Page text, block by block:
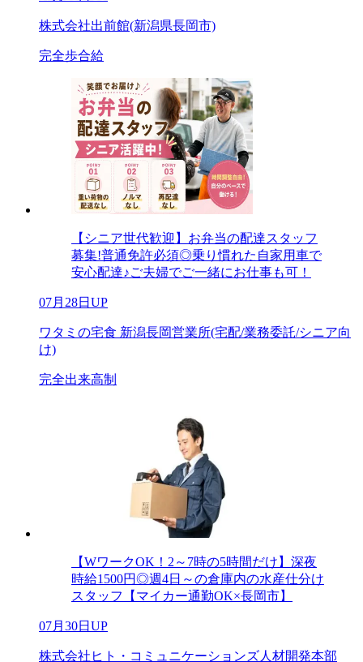
株式会社出前館(新潟県長岡市)
完全歩合給
【シニア世代歓迎】お弁当の配達スタッフ
募集!普通免許必須◎乗り慣れた自家用車で
安心配達♪ご夫婦でご一緒にお仕事も可！
07月28日UP
ワタミの宅食 新潟長岡営業所(宅配/業務委託/シニア向
け)
完全出来高制
【WワークOK！2～7時の5時間だけ】深夜
時給1500円◎週4日～の倉庫内の水産仕分け
スタッフ【マイカー通勤OK×長岡市】
07月30日UP
株式会社ヒト・コミュニケーションズ人材開発本部